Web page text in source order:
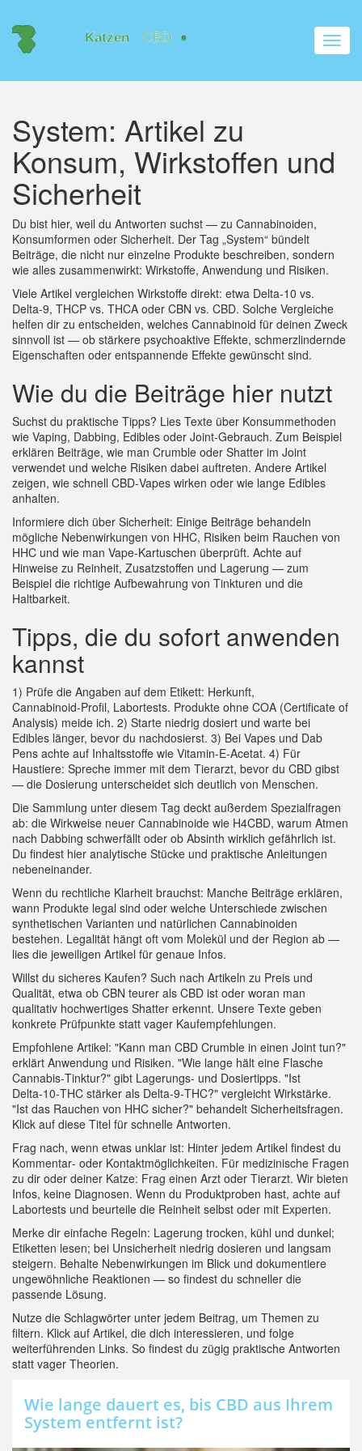
System: Artikel zu
Konsum, Wirkstoffen und
Sicherheit
Du bist hier, weil du Antworten suchst — zu Cannabinoiden,
Konsumformen oder Sicherheit. Der Tag „System“ bündelt
Beiträge, die nicht nur einzelne Produkte beschreiben, sondern
wie alles zusammenwirkt: Wirkstoffe, Anwendung und Risiken.
Viele Artikel vergleichen Wirkstoffe direkt: etwa Delta‑10 vs.
Delta‑9, THCP vs. THCA oder CBN vs. CBD. Solche Vergleiche
helfen dir zu entscheiden, welches Cannabinoid für deinen Zweck
sinnvoll ist — ob stärkere psychoaktive Effekte, schmerzlindernde
Eigenschaften oder entspannende Effekte gewünscht sind.
Wie du die Beiträge hier nutzt
Suchst du praktische Tipps? Lies Texte über Konsummethoden
wie Vaping, Dabbing, Edibles oder Joint‑Gebrauch. Zum Beispiel
erklären Beiträge, wie man Crumble oder Shatter im Joint
verwendet und welche Risiken dabei auftreten. Andere Artikel
zeigen, wie schnell CBD‑Vapes wirken oder wie lange Edibles
anhalten.
Informiere dich über Sicherheit: Einige Beiträge behandeln
mögliche Nebenwirkungen von HHC, Risiken beim Rauchen von
HHC und wie man Vape‑Kartuschen überprüft. Achte auf
Hinweise zu Reinheit, Zusatzstoffen und Lagerung — zum
Beispiel die richtige Aufbewahrung von Tinkturen und die
Haltbarkeit.
Tipps, die du sofort anwenden
kannst
1) Prüfe die Angaben auf dem Etikett: Herkunft,
Cannabinoid‑Profil, Labortests. Produkte ohne COA (Certificate of
Analysis) meide ich. 2) Starte niedrig dosiert und warte bei
Edibles länger, bevor du nachdosierst. 3) Bei Vapes und Dab
Pens achte auf Inhaltsstoffe wie Vitamin‑E‑Acetat. 4) Für
Haustiere: Spreche immer mit dem Tierarzt, bevor du CBD gibst
— die Dosierung unterscheidet sich deutlich von Menschen.
Die Sammlung unter diesem Tag deckt außerdem Spezialfragen
ab: die Wirkweise neuer Cannabinoide wie H4CBD, warum Atmen
nach Dabbing schwerfällt oder ob Absinth wirklich gefährlich ist.
Du findest hier analytische Stücke und praktische Anleitungen
nebeneinander.
Wenn du rechtliche Klarheit brauchst: Manche Beiträge erklären,
wann Produkte legal sind oder welche Unterschiede zwischen
synthetischen Varianten und natürlichen Cannabinoiden
bestehen. Legalität hängt oft vom Molekül und der Region ab —
lies die jeweiligen Artikel für genaue Infos.
Willst du sicheres Kaufen? Such nach Artikeln zu Preis und
Qualität, etwa ob CBN teurer als CBD ist oder woran man
qualitativ hochwertiges Shatter erkennt. Unsere Texte geben
konkrete Prüfpunkte statt vager Kaufempfehlungen.
Empfohlene Artikel: "Kann man CBD Crumble in einen Joint tun?"
erklärt Anwendung und Risiken. "Wie lange hält eine Flasche
Cannabis‑Tinktur?" gibt Lagerungs‑ und Dosiertipps. "Ist
Delta‑10‑THC stärker als Delta‑9‑THC?" vergleicht Wirkstärke.
"Ist das Rauchen von HHC sicher?" behandelt Sicherheitsfragen.
Klick auf diese Titel für schnelle Antworten.
Frag nach, wenn etwas unklar ist: Hinter jedem Artikel findest du
Kommentar‑ oder Kontaktmöglichkeiten. Für medizinische Fragen
zu dir oder deiner Katze: Frag einen Arzt oder Tierarzt. Wir bieten
Infos, keine Diagnosen. Wenn du Produktproben hast, achte auf
Labortests und beurteile die Reinheit selbst oder mit Experten.
Merke dir einfache Regeln: Lagerung trocken, kühl und dunkel;
Etiketten lesen; bei Unsicherheit niedrig dosieren und langsam
steigern. Behalte Nebenwirkungen im Blick und dokumentiere
ungewöhnliche Reaktionen — so findest du schneller die
passende Lösung.
Nutze die Schlagwörter unter jedem Beitrag, um Themen zu
filtern. Klick auf Artikel, die dich interessieren, und folge
weiterführenden Links. So findest du zügig praktische Antworten
statt vager Theorien.
Wie lange dauert es, bis CBD aus Ihrem
System entfernt ist?